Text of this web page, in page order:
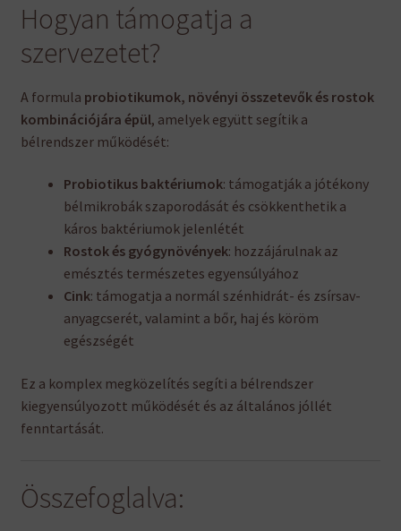
Hogyan támogatja a
szervezetet?
A formula probiotikumok, növényi összetevők és rostok
kombinációjára épül, amelyek együtt segítik a
bélrendszer működését:
Probiotikus baktériumok: támogatják a jótékony
bélmikrobák szaporodását és csökkenthetik a
káros baktériumok jelenlétét
Rostok és gyógynövények: hozzájárulnak az
emésztés természetes egyensúlyához
Cink: támogatja a normál szénhidrát- és zsírsav-
anyagcserét, valamint a bőr, haj és köröm
egészségét
Ez a komplex megközelítés segíti a bélrendszer
kiegyensúlyozott működését és az általános jóllét
fenntartását.
Összefoglalva: